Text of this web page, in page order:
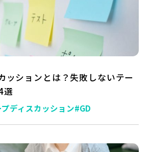
ッションとは？失敗しないテー
選
ディスカッション#GD